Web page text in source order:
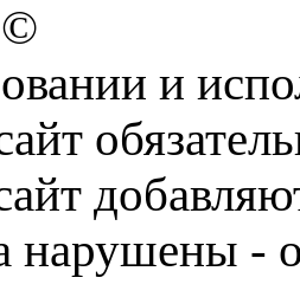
©
и
нарушены -